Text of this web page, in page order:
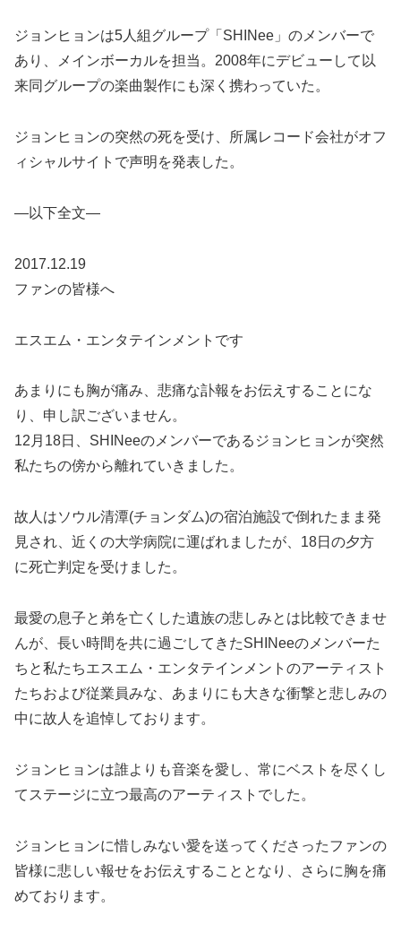
ジョンヒョンは5人組グループ「SHINee」のメンバーで
あり、メインボーカルを担当。2008年にデビューして以
来同グループの楽曲製作にも深く携わっていた。
ジョンヒョンの突然の死を受け、所属レコード会社がオフ
ィシャルサイトで声明を発表した。
―以下全文―
2017.12.19
ファンの皆様へ
エスエム・エンタテインメントです
あまりにも胸が痛み、悲痛な訃報をお伝えすることにな
り、申し訳ございません。
12月18日、SHINeeのメンバーであるジョンヒョンが突然
私たちの傍から離れていきました。
故人はソウル清潭(チョンダム)の宿泊施設で倒れたまま発
見され、近くの大学病院に運ばれましたが、18日の夕方
に死亡判定を受けました。
最愛の息子と弟を亡くした遺族の悲しみとは比較できませ
んが、長い時間を共に過ごしてきたSHINeeのメンバーた
ちと私たちエスエム・エンタテインメントのアーティスト
たちおよび従業員みな、あまりにも大きな衝撃と悲しみの
中に故人を追悼しております。
ジョンヒョンは誰よりも音楽を愛し、常にベストを尽くし
てステージに立つ最高のアーティストでした。
ジョンヒョンに惜しみない愛を送ってくださったファンの
皆様に悲しい報せをお伝えすることとなり、さらに胸を痛
めております。